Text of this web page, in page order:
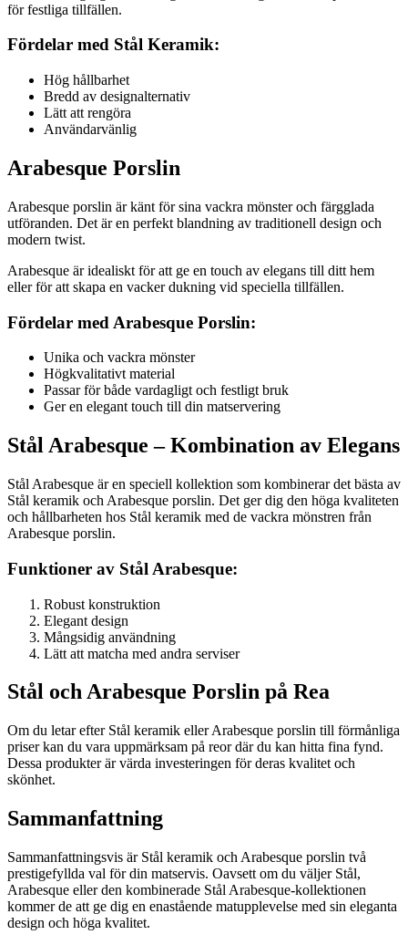
för festliga tillfällen.
Fördelar med Stål Keramik:
Hög hållbarhet
Bredd av designalternativ
Lätt att rengöra
Användarvänlig
Arabesque Porslin
Arabesque porslin är känt för sina vackra mönster och färgglada
utföranden. Det är en perfekt blandning av traditionell design och
modern twist.
Arabesque är idealiskt för att ge en touch av elegans till ditt hem
eller för att skapa en vacker dukning vid speciella tillfällen.
Fördelar med Arabesque Porslin:
Unika och vackra mönster
Högkvalitativt material
Passar för både vardagligt och festligt bruk
Ger en elegant touch till din matservering
Stål Arabesque – Kombination av Elegans
Stål Arabesque är en speciell kollektion som kombinerar det bästa av
Stål keramik och Arabesque porslin. Det ger dig den höga kvaliteten
och hållbarheten hos Stål keramik med de vackra mönstren från
Arabesque porslin.
Funktioner av Stål Arabesque:
Robust konstruktion
Elegant design
Mångsidig användning
Lätt att matcha med andra serviser
Stål och Arabesque Porslin på Rea
Om du letar efter Stål keramik eller Arabesque porslin till förmånliga
priser kan du vara uppmärksam på reor där du kan hitta fina fynd.
Dessa produkter är värda investeringen för deras kvalitet och
skönhet.
Sammanfattning
Sammanfattningsvis är Stål keramik och Arabesque porslin två
prestigefyllda val för din matservis. Oavsett om du väljer Stål,
Arabesque eller den kombinerade Stål Arabesque-kollektionen
kommer de att ge dig en enastående matupplevelse med sin eleganta
design och höga kvalitet.